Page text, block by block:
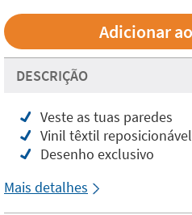
DESCRIÇÃO
Veste as tuas paredes
Vinil têxtil reposicionável
Desenho exclusivo
Mais detalhes